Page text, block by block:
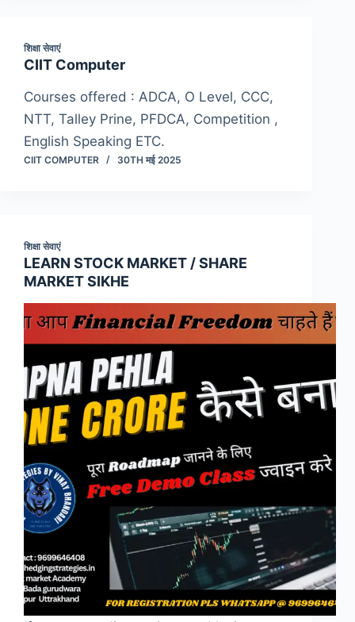
शिक्षा सेवाएं
CIIT Computer
Courses offered : ADCA, O Level, CCC,
NTT, Talley Prine, PFDCA, Competition ,
English Speaking ETC.
CIIT COMPUTER 30TH मई 2025
शिक्षा सेवाएं
LEARN STOCK MARKET / SHARE
MARKET SIKHE